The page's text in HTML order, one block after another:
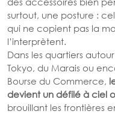
surtout, une posture :
qui ne copient pas la
l’interprètent.
Dans les quartiers
Tokyo, du Marais ou
Bourse du Commerce,
devient un défilé à ciel
brouillant les frontières